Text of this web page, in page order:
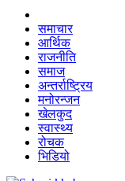
समाचार
आर्थिक
राजनीति
समाज
अन्तर्राष्ट्रिय
मनोरन्जन
खेलकुद
स्वास्थ्य
रोचक
भिडियो